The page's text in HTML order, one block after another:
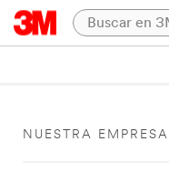
NUESTRA EMPRESA